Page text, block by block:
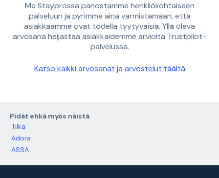
Me Stayprossa panostamme henkilökohtaiseen
palveluun ja pyrimme aina varmistamaan, että
asiakkaamme ovat todella tyytyväisiä. Yllä oleva
arvosana heijastaa asiakkaidemme arvioita Trustpilot-
palvelussa.
Katso kaikki arvosanat ja arvostelut täältä
Pidät ehkä myös näistä
Tilka
Adora
ASSA